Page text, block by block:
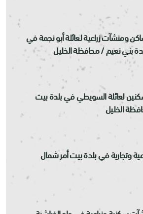
ومنشآت زراعية لعائلة أبو نجمة في
بني نعيم / محافظة الخليل
لعائلة السويطي في بلدة بيت
الخليل
وتجارية في بلدة بيت أمر شمال